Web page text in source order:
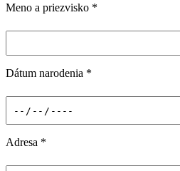
Meno a priezvisko *
Dátum narodenia *
Adresa *